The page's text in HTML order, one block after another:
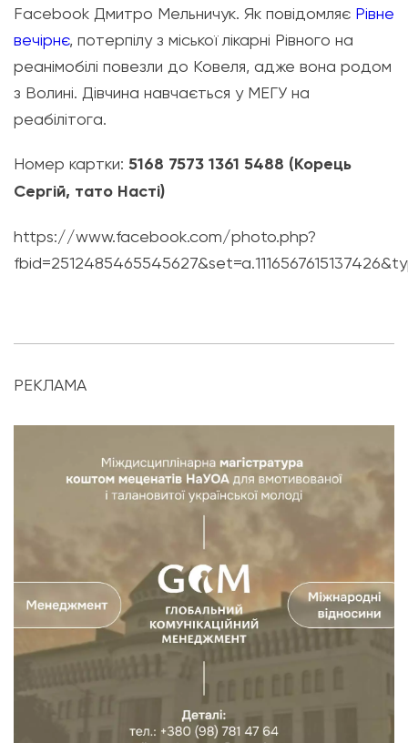
Facebook Дмитро Мельничук. Як повідомляє Рівне
вечірнє, потерпілу з міської лікарні Рівного на
реанімобілі повезли до Ковеля, адже вона родом
з Волині. Дівчина навчається у МЕГУ на
реабілітога.
Номер картки: 5168 7573 1361 5488 (Корець
Сергій, тато Насті)
https://www.facebook.com/photo.php?
РЕКЛАМА